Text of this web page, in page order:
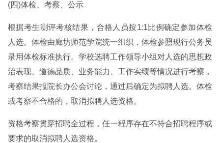
(四)体检、考察、公示
根据考生测评考核结果，合格人员按1:1比例确定参加体检
人选。体检由廊坊师范学院统一组织，体检参照现行公务员
录用体检标准执行。学校选聘工作领导小组对人选的思想政
治表现、道德品质、业务能力、工作实绩等情况进行考察，
考察结果报院长办公会讨论，通过后确定为拟聘人选。体检
或考察不合格的，取消拟聘人选资格。
资格考察贯穿招聘全过程，任一程序存在不符合招聘程序或
要求的取消拟聘人选资格。